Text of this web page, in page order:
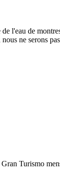
l'eau de
ne serons
Turismo